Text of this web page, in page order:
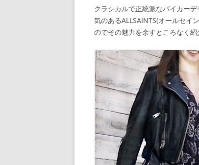
クラシカルで正統派なバイカー
気のあるALLSAINTS(オールセイ
のでその魅力を余すところなく紹